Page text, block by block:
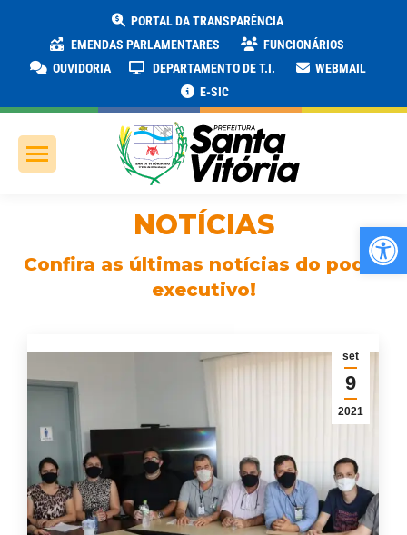
PORTAL DA TRANSPARÊNCIA
EMENDAS PARLAMENTARES
FUNCIONÁRIOS
OUVIDORIA
DEPARTAMENTO DE T.I.
WEBMAIL
E-SIC
NOTÍCIAS
Confira as últimas notícias do poder
executivo!
set
9
2021